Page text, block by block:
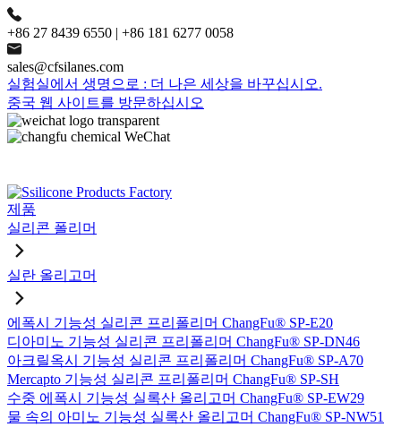
+86 27 8439 6550 | +86 181 6277 0058
sales@cfsilanes.com
실험실에서 생명으로 : 더 나은 세상을 바꾸십시오.
중국 웹 사이트를 방문하십시오
제품
실리콘 폴리머
실란 올리고머
에폭시 기능성 실리콘 프리폴리머 ChangFu® SP-E20
디아미노 기능성 실리콘 프리폴리머 ChangFu® SP-DN46
아크릴옥시 기능성 실리콘 프리폴리머 ChangFu® SP-A70
Mercapto 기능성 실리콘 프리폴리머 ChangFu® SP-SH
수중 에폭시 기능성 실록산 올리고머 ChangFu® SP-EW29
물 속의 아미노 기능성 실록산 올리고머 ChangFu® SP-NW51